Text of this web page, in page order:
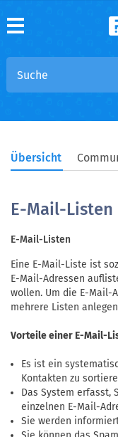
Übersicht
E-Mail-Listen
E-Mail-Listen
Eine E-Mail-Liste ist
E-Mail-Adressen
wollen. Um die E-Mail-
mehrere Listen
Vorteile einer E-Mail-
Es ist ein
Kontakten zu
Das System erfasst,
einzelnen E-Mail-
Sie werden